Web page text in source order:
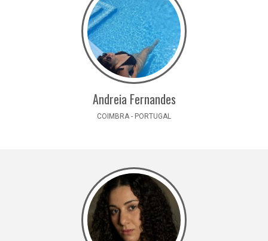
Andreia Fernandes
COIMBRA - PORTUGAL